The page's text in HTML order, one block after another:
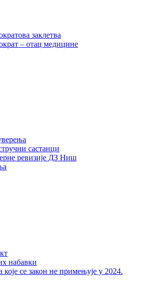
заклетва
– отац медицине
састанци
ревизије ДЗ Ниш
набавки
које се закон не примењује у 2024.